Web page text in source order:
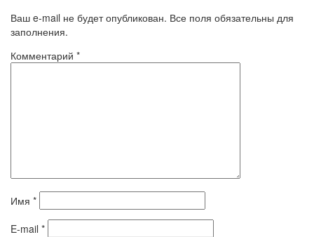
Ваш e-mail не будет опубликован. Все поля обязательны для
заполнения.
Комментарий *
Имя *
E-mail *